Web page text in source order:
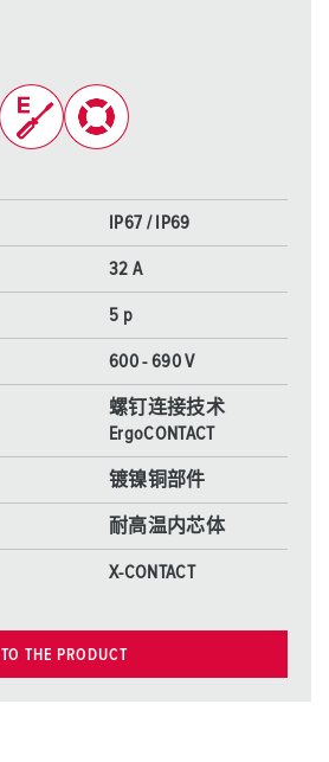
IP67 / IP69
32 A
5 p
600 - 690 V
螺钉连接技术
ErgoCONTACT
镀镍铜部件
耐高温内芯体
X-CONTACT
TO THE PRODUCT